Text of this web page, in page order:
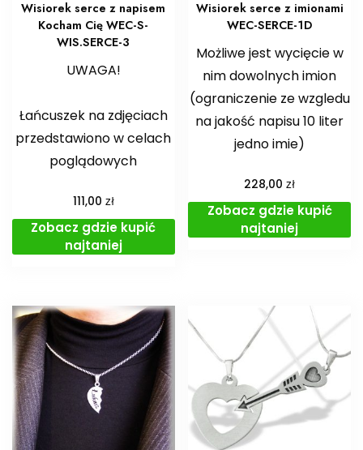
Wisiorek serce z napisem
Kocham Cię WEC-S-
WIS.SERCE-3
UWAGA!
Łańcuszek na zdjęciach
przedstawiono w celach
poglądowych
111,00 zł
Zobacz gdzie kupić
najtaniej
Wisiorek serce z imionami
WEC-SERCE-1D
Możliwe jest wycięcie w
nim dowolnych imion
(ograniczenie ze wzgledu
na jakość napisu 10 liter
jedno imie)
228,00zł
Zobacz gdzie kupić
najtaniej